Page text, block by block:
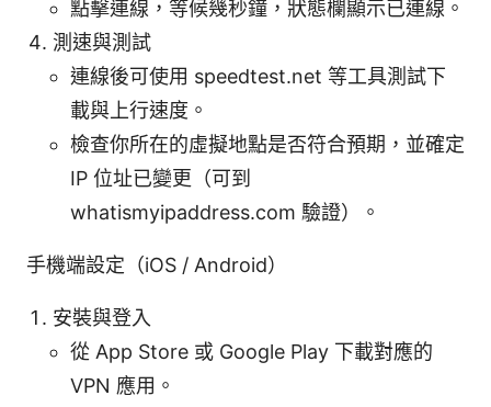
點擊連線，等候幾秒鐘，狀態欄顯示已連線。
測速與測試
連線後可使用 speedtest.net 等工具測試下
載與上行速度。
檢查你所在的虛擬地點是否符合預期，並確定
IP 位址已變更（可到
whatismyipaddress.com 驗證）。
手機端設定（iOS / Android）
安裝與登入
從 App Store 或 Google Play 下載對應的
VPN 應用。